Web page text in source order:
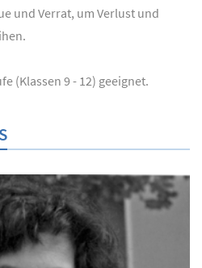
und Verrat, um Verlust und
(Klassen 9 - 12) geeignet.